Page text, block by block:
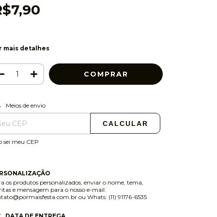
mais detalhes
para o CEP:
Meios de envio
CALCULAR
sei meu CEP
os produtos personalizados, enviar o nome, tema,
e mensagem para o nosso e-mail:
ou Whats: (11) 91176-6535